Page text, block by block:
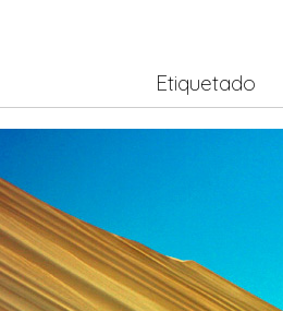
Etiquetado